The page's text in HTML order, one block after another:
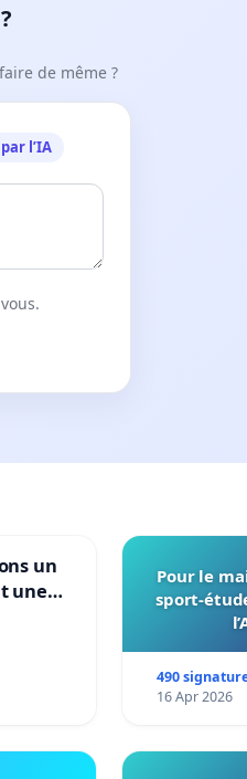
de même ?
l’IA
un
une
de
Pour le
sport-
490
16 Apr 2026